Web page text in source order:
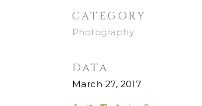
CATEGORY
Photography
DATA
March 27, 2017